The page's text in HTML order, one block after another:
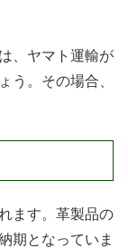
、ヤマト運輸が
う。その場合、
ます。革製品の
期となっていま